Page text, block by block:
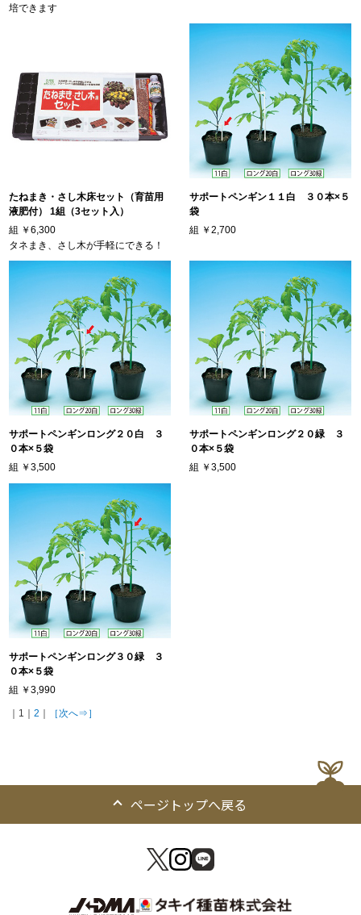
培できます
たねまき・さし木床セット（育苗用
液肥付） 1組（3セット入）
組 ￥6,300
タネまき、さし木が手軽にできる！
サポートペンギン１１白 ３０本×５
袋
組 ￥2,700
サポートペンギンロング２０白 ３
０本×５袋
組 ￥3,500
サポートペンギンロング２０緑 ３
０本×５袋
組 ￥3,500
サポートペンギンロング３０緑 ３
０本×５袋
組 ￥3,990
｜1｜2 ［次へ⇒］
ページトップへ戻る